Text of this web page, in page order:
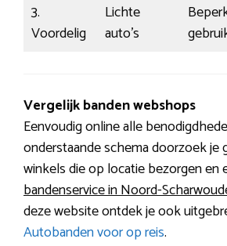
3.
Voordelig
Lichte
auto’s
Vergelijk banden webshops
Eenvoudig online alle
onderstaande schema doorzoek je
winkels die op locatie bezorgen en
bandenservice in Noord-
deze website ontdek je ook
Autobanden voor op reis.